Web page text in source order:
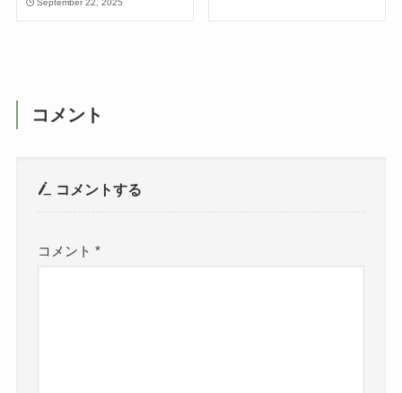
September 22, 2025
コメント
コメントする
コメント*